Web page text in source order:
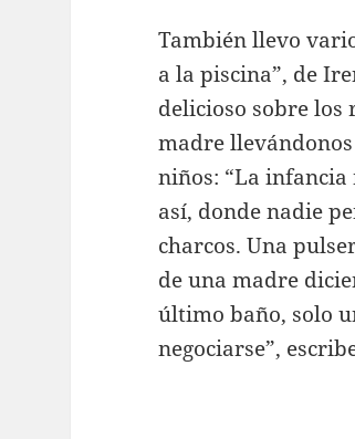
También llevo
a la piscina”, de
delicioso sobre los
madre
niños: “La infancia
así, donde nadie
charcos. Una
de una madre
último baño, solo
negociarse”,